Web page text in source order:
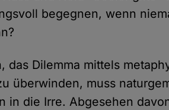
begegnen, wenn
das Dilemma mittels
überwinden, muss
in die Irre. Abgesehen